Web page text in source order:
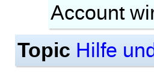
Account
Topic Hilfe